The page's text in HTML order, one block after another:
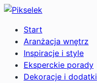
Start
Aranżacja wnętrz
Inspiracje i style
Eksperckie porady
Dekoracje i dodatki